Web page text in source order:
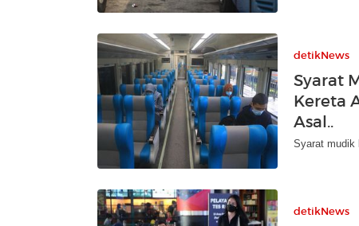
detikNews
Syarat
Kereta
Asal..
Syarat mudik
detikNews